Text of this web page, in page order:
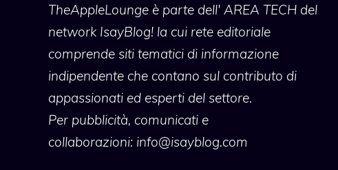
TheAppleLoungeè parte dell' AREA TECH del
network IsayBlog! la cui rete editoriale
comprende siti tematici di informazione
indipendente che contano sul contributo di
appassionati ed esperti del settore.
Per pubblicità, comunicati e
collaborazioni: info@isayblog.com